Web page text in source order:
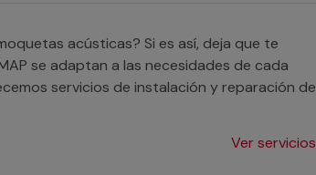
acústicas? Si es así, deja que te
se adaptan a las necesidades de cada
servicios de instalación y reparación de
Ver servicios